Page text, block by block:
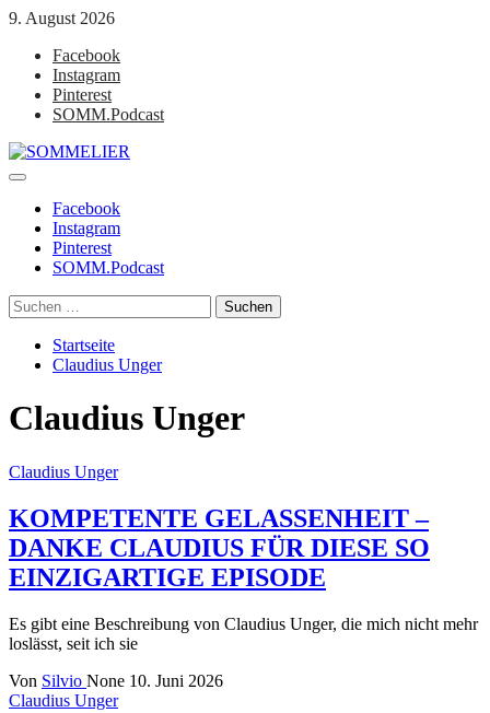
Zum
springen
9. August 2026
Facebook
Instagram
Pinterest
SOMM.Podcast
Primäres
Facebook
Instagram
Pinterest
SOMM.Podcast
Suchen
nach:
Startseite
Claudius Unger
Claudius Unger
Claudius Unger
KOMPETENTE GELASSENHEIT –
DANKE CLAUDIUS FÜR DIESE SO
EINZIGARTIGE EPISODE
Es gibt eine Beschreibung von Claudius Unger, die mich nicht mehr
loslässt, seit ich sie
Von Silvio None 10. Juni 2026
Claudius Unger